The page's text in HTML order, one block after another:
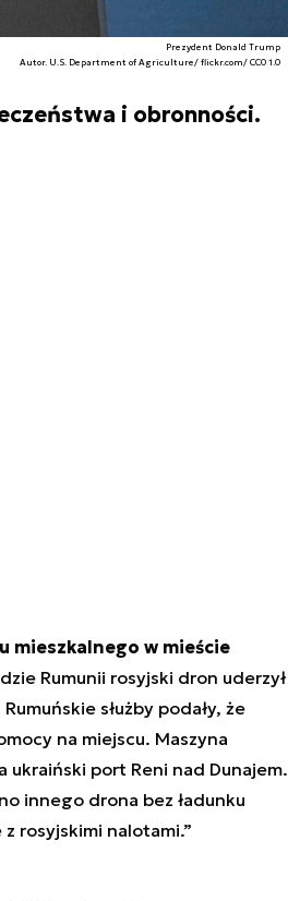
Prezydent Donald Trump
Autor. U.S. Department of Agriculture/ flickr.com/ CC0 1.0
i obronności.
mieszkalnego w mieście
Rumunii rosyjski dron uderzył
służby podały, że
na miejscu. Maszyna
ukraiński port Reni nad Dunajem.
innego drona bez ładunku
rosyjskimi nalotami.”